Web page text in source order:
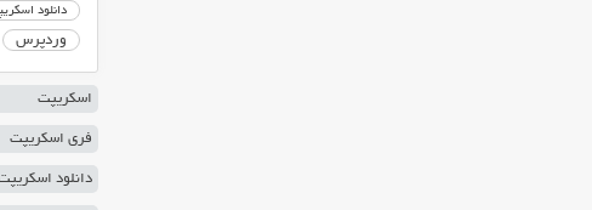
دانلود
وردپرس
اسکریپت
فری اسکریپت
دانلود